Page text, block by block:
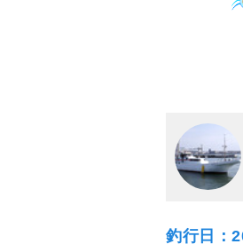
釣行日：